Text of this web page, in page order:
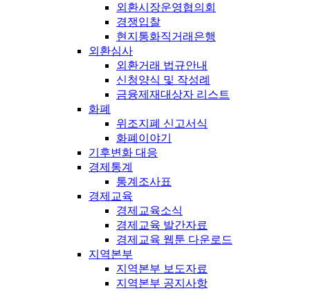
외환시장운영협의회
경쟁입찰
현지통화직거래은행
외환심사
외환거래 법규안내
신청양식 및 작성례
금융제재대상자 리스트
화폐
위조지폐 신고서식
화폐이야기
기후변화 대응
경제통계
통계조사표
경제교육
경제교육소식
경제교육 발간자료
경제교육 웹툰 다운로드
지역본부
지역본부 보도자료
지역본부 공지사항